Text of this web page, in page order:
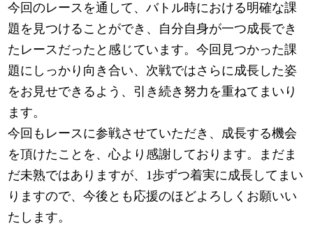
今回のレースを通して、バトル時における明確な課
題を見つけることができ、自分自身が一つ成長でき
たレースだったと感じています。今回見つかった課
題にしっかり向き合い、次戦ではさらに成長した姿
をお見せできるよう、引き続き努力を重ねてまいり
ます。
今回もレースに参戦させていただき、成長する機会
を頂けたことを、心より感謝しております。まだま
だ未熟ではありますが、1歩ずつ着実に成長してまい
りますので、今後とも応援のほどよろしくお願いい
たします。